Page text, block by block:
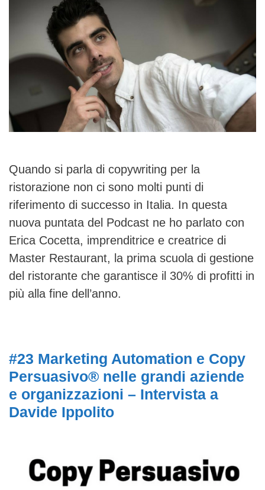
Quando si parla di copywriting per la
ristorazione non ci sono molti punti di
riferimento di successo in Italia. In questa
nuova puntata del Podcast ne ho parlato con
Erica Cocetta, imprenditrice e creatrice di
Master Restaurant, la prima scuola di gestione
del ristorante che garantisce il 30% di profitti in
più alla fine dell’anno.
#23 Marketing Automation e Copy
Persuasivo® nelle grandi aziende
e organizzazioni – Intervista a
Davide Ippolito